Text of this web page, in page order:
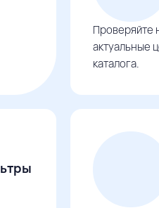
Проверяйте
актуальные
каталога.